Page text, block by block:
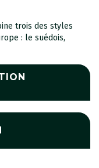
trois des styles
: le suédois,